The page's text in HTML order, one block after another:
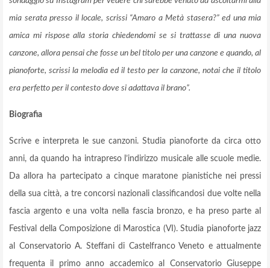
mia serata presso il locale, scrissi “Amaro a Metà stasera?” ed una mia
amica mi rispose alla storia chiedendomi se si trattasse di una nuova
canzone, allora pensai che fosse un bel titolo per una canzone e quando, al
pianoforte, scrissi la melodia ed il testo per la canzone, notai che il titolo
era perfetto per il contesto dove si adattava il brano”.
Biografia
Scrive e interpreta le sue canzoni. Studia pianoforte da circa otto
anni, da quando ha intrapreso l’indirizzo musicale alle scuole medie.
Da allora ha partecipato a cinque maratone pianistiche nei pressi
della sua città, a tre concorsi nazionali classificandosi due volte nella
fascia argento e una volta nella fascia bronzo, e ha preso parte al
Festival della Composizione di Marostica (VI). Studia pianoforte jazz
al Conservatorio A. Steffani di Castelfranco Veneto e attualmente
frequenta il primo anno accademico al Conservatorio Giuseppe